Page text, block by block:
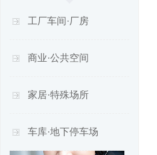
工厂车间·厂房
商业·公共空间
家居·特殊场所
车库·地下停车场